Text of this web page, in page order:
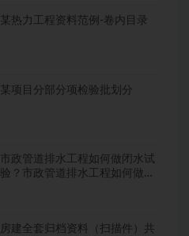
某热力工程资料范例-卷内目录
某项目分部分项检验批划分
市政管道排水工程如何做闭水试
验？市政管道排水工程如何做闭
房建全套归档资料（扫描件）共